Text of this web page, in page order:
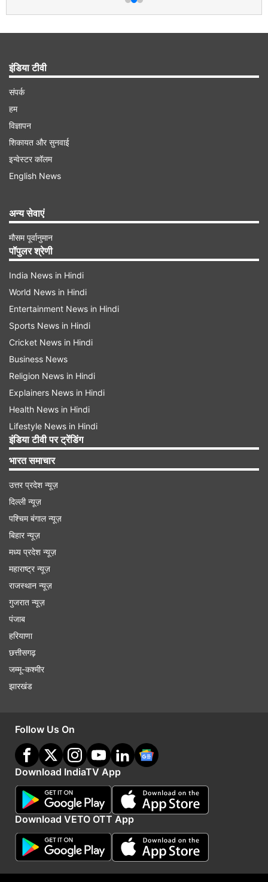
इंडिया टीवी
संपर्क
हम
विज्ञापन
शिकायत और सुनवाई
इन्वेस्टर कॉलम
English News
अन्य सेवाएं
मौसम पूर्वानुमान
पॉपुलर श्रेणी
India News in Hindi
World News in Hindi
Entertainment News in Hindi
Sports News in Hindi
Cricket News in Hindi
Business News
Religion News in Hindi
Explainers News in Hindi
Health News in Hindi
Lifestyle News in Hindi
इंडिया टीवी पर ट्रेंडिंग
भारत समाचार
उत्तर प्रदेश न्यूज़
दिल्ली न्यूज़
पश्चिम बंगाल न्यूज़
बिहार न्यूज़
मध्य प्रदेश न्यूज़
महाराष्ट्र न्यूज़
राजस्थान न्यूज़
गुजरात न्यूज़
पंजाब
हरियाणा
छत्तीसगढ़
जम्मू-कश्मीर
झारखंड
Follow Us On
Download IndiaTV App
Download VETO OTT App